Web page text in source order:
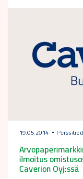
19.05.2014
ilmoitus
Caverion Oyj:ssä